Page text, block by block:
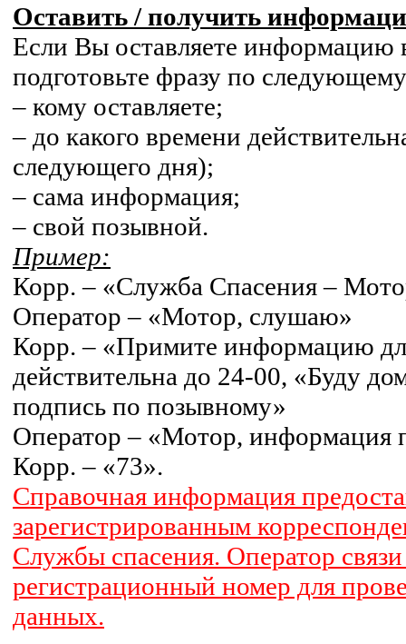
Оставить / получить
Если Вы оставляете информацию
подготовьте фразу по
– кому оставляете;
– до какого времени
следующего дня);
– сама информация;
– свой позывной.
Пример:
Корр. – «Служба Спасения –
Оператор – «Мотор, слушаю»
Корр. – «Примите информацию
действительна до 24-00, «Буду
подпись по позывному»
Оператор – «Мотор, информация
Корр. – «73».
Справочная информация
зарегистрированным
Службы спасения. Оператор
регистрационный номер для
данных.